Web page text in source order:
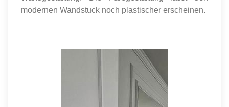
modernen Wandstuck noch plastischer erscheinen.